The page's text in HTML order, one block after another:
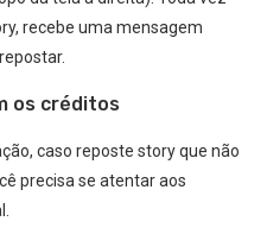
recebe uma mensagem
os créditos
caso reposte story que não
precisa se atentar aos